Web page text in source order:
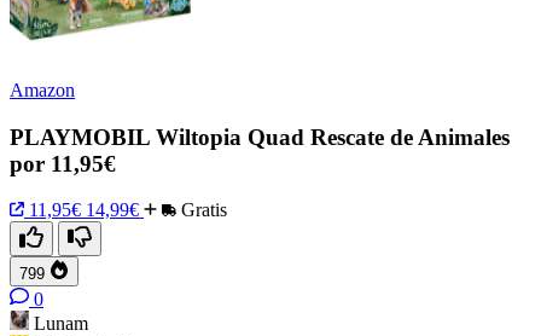
Amazon
PLAYMOBIL Wiltopia Quad Rescate de Animales
por 11,95€
11,95€ 14,99€ Gratis
799
0
Lunam